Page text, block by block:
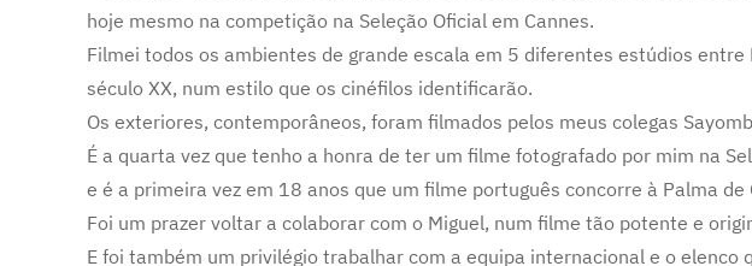
hoje mesmo na competição na Seleção Oficial em Cannes.
Filmei todos os ambientes de grande escala em 5 diferentes estúdios
século XX, num estilo que os cinéfilos identificarão.
Os exteriores, contemporâneos, foram filmados pelos meus colegas
É a quarta vez que tenho a honra de ter um filme fotografado por mim na
e é a primeira vez em 18 anos que um filme português concorre à Palma de
Foi um prazer voltar a colaborar com o Miguel, num filme tão potente e
E foi também um privilégio trabalhar com a equipa internacional e o elenco